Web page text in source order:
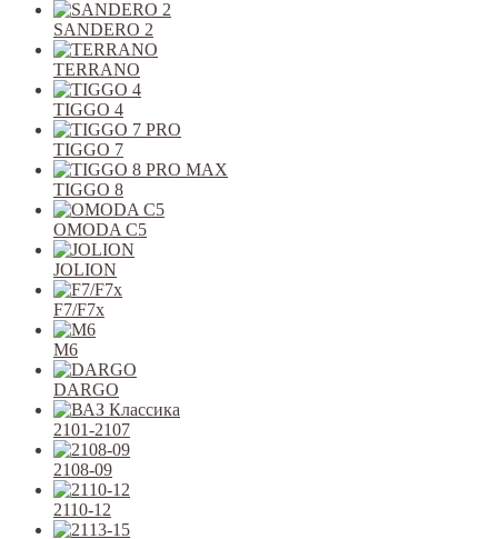
SANDERO 2
TERRANO
TIGGO 4
TIGGO 7
TIGGO 8
OMODA C5
JOLION
F7/F7x
M6
DARGO
2101-2107
2108-09
2110-12